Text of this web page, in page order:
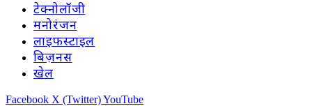
टेक्नोलॉजी
मनोरंजन
लाइफस्टाइल
बिज़नस
खेल
Facebook X (Twitter)YouTube